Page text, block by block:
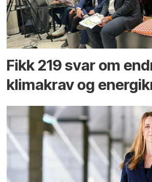
Fikk 219 svar om
klimakrav og